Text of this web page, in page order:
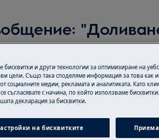
сол
бисквитки и други технологии за оптимизиране на
цели. Също така споделяме информация за това как
социалните медии, рекламата и аналитиката. Като
се съгласявате с начина, по който използваме
декларация за бисквитки.
на бисквитките